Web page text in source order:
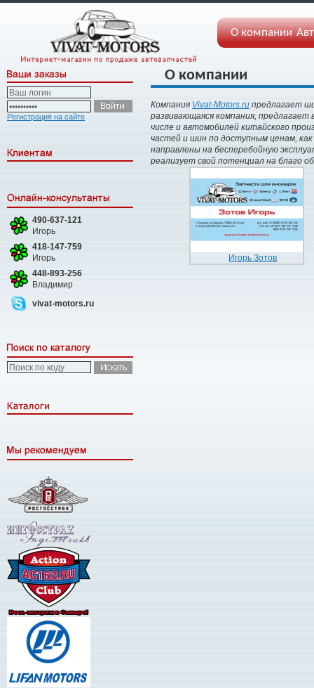
О компании
Регистрация на сайте
490-637-121
Игорь
418-147-759
Игорь
448-893-256
Владимир
vivat-motors.ru
О компании
Компания Vivat-Motors.ru предлагает
развивающаяся компания,
числе и автомобилей китайского
частей и шин по доступным ценам,
направлены на бесперебойную
реализует свой потенциал на благо
Игорь Зотов